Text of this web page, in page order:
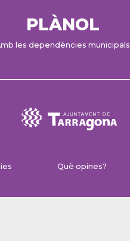
PLÀNOL
les dependències municipals
Què opines?